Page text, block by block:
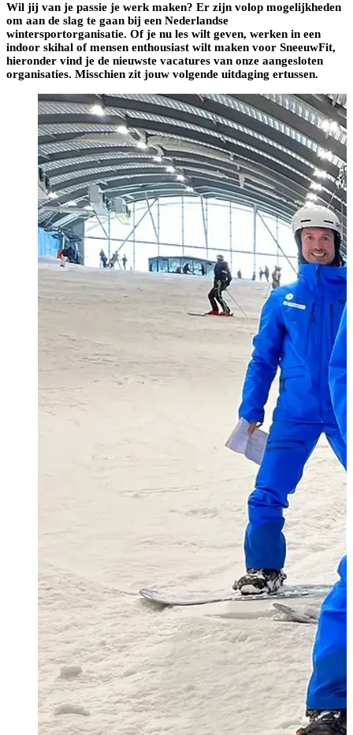
Wil jij van je passie je werk maken? Er zijn volop mogelijkheden
om aan de slag te gaan bij een Nederlandse
wintersportorganisatie. Of je nu les wilt geven, werken in een
indoor skihal of mensen enthousiast wilt maken voor SneeuwFit,
hieronder vind je de nieuwste vacatures van onze aangesloten
organisaties. Misschien zit jouw volgende uitdaging ertussen.